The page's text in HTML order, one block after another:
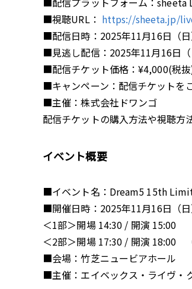
■視聴URL： https://sheeta.jp/
■配信日時：2025年11月16日（
■見逃し配信：2025年11月16日
■配信チケット価格：¥4,000(税
■キャンペーン：配信チケットを
■主催：株式会社ドワンゴ
配信チケットの購入方法や視聴方
イベント概要
■イベント名：Dream5 15th
■開催日時：2025年11月16日（日
＜1部＞開場 14:30 / 開演 15:00
＜2部＞開場 17:30 / 開演 18:00
■会場：竹芝ニュービアホール
■主催：エイベックス・ライヴ・